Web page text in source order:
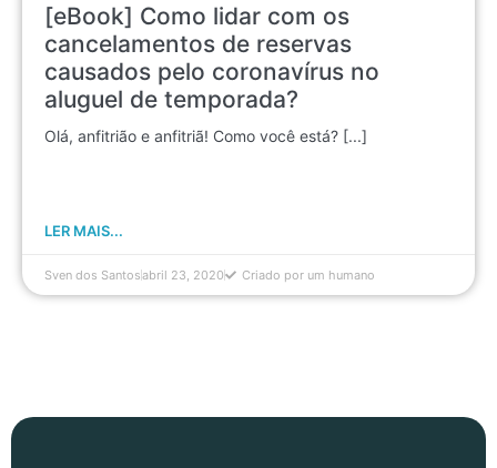
[eBook] Como lidar com os
cancelamentos de reservas
causados pelo coronavírus no
aluguel de temporada?
Olá, anfitrião e anfitriã! Como você está? [...]
LER MAIS...
Sven dos Santosabril 23, 2020 Criado por um humano